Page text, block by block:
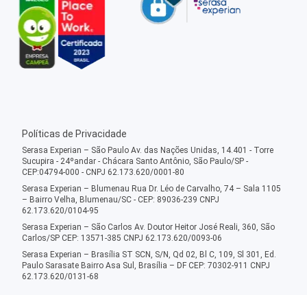
Políticas de Privacidade
Serasa Experian – São Paulo Av. das Nações Unidas, 14.401 - Torre
Sucupira - 24ºandar - Chácara Santo Antônio, São Paulo/SP -
CEP:04794-000 - CNPJ 62.173.620/0001-80
Serasa Experian – Blumenau Rua Dr. Léo de Carvalho, 74 – Sala 1105
– Bairro Velha, Blumenau/SC - CEP: 89036-239 CNPJ
62.173.620/0104-95
Serasa Experian – São Carlos Av. Doutor Heitor José Reali, 360, São
Carlos/SP CEP: 13571-385 CNPJ 62.173.620/0093-06
Serasa Experian – Brasília ST SCN, S/N, Qd 02, Bl C, 109, Sl 301, Ed.
Paulo Sarasate Bairro Asa Sul, Brasília – DF CEP: 70302-911 CNPJ
62.173.620/0131-68